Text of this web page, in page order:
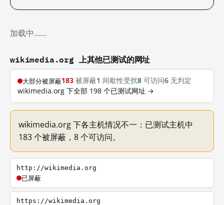
加载中……
wikimedia.org 上其他已测试的网址
大部分被屏蔽183 被屏蔽1 间歇性受扰8 可访问6 无判定
wikimedia.org 下全部 198 个已测试网址 →
wikimedia.org 下各主机情况不一：已测试主机中
183 个被屏蔽，8 个可访问。
http://wikimedia.org
已屏蔽
https://wikimedia.org